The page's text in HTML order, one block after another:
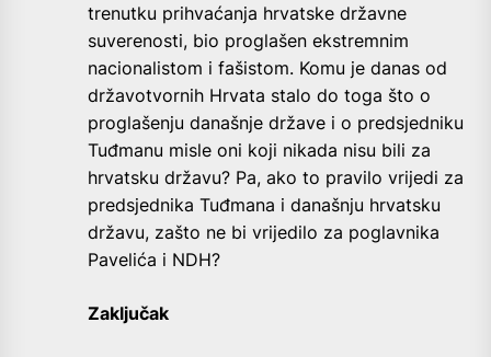
trenutku prihvaćanja hrvatske državne
suverenosti, bio proglašen ekstremnim
nacionalistom i fašistom. Komu je danas od
državotvornih Hrvata stalo do toga što o
proglašenju današnje države i o predsjedniku
Tuđmanu misle oni koji nikada nisu bili za
hrvatsku državu? Pa, ako to pravilo vrijedi za
predsjednika Tuđmana i današnju hrvatsku
državu, zašto ne bi vrijedilo za poglavnika
Pavelića i NDH?
Zaključak